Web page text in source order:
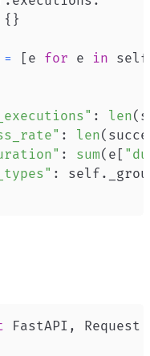
{ }
= [e for e in self
: len(
: len(
: sum( e [
: self .
FastAPI ,